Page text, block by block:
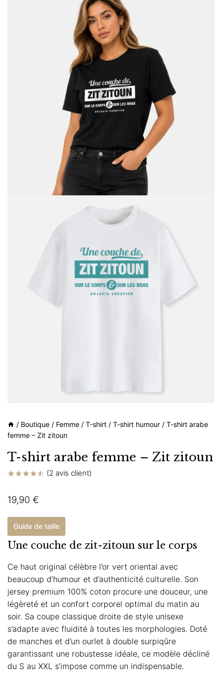
/ Boutique / Femme / T-shirt / T-shirt humour / T-shirt arabe
femme – Zit zitoun
T-shirt arabe femme – Zit zitoun
basé sur
notations
(2 avis client)
19,90 €
Guide de taille
Une couche de zit-zitoun sur le corps
Ce haut original célèbre l’or vert oriental avec
beaucoup d’humour et d’authenticité culturelle. Son
jersey premium 100% coton procure une douceur, une
légèreté et un confort corporel optimal du matin au
soir. Sa coupe classique droite de style unisexe
s’adapte avec fluidité à toutes les morphologies. Doté
de manches et d’un ourlet à double surpiqûre
garantissant une robustesse idéale, ce modèle décliné
du S au XXL s’impose comme un indispensable.